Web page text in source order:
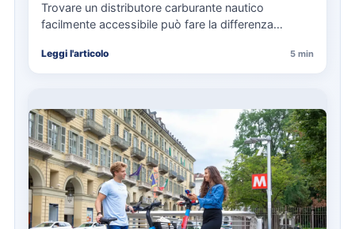
Trovare un distributore carburante nautico
facilmente accessibile può fare la differenza
soprattutto…
Leggi l'articolo 5 min